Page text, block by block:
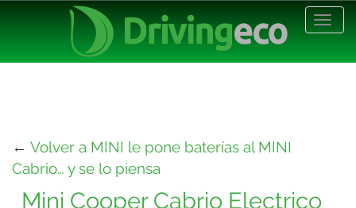
← Volver a MINI le pone baterías al MINI
Cabrio… y se lo piensa
Mini Cooper Cabrio Electrico